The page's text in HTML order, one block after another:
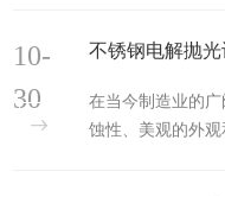
不锈钢电解抛
在当今制造业的
蚀性、美观的外
10-
30